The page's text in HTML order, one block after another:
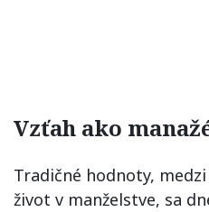
Vzťah ako
Tradičné hodnoty,
život v manželstve, sa